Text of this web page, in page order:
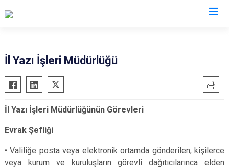
İl Yazı İşleri Müdürlüğü
İl Yazı İşleri Müdürlüğünün Görevleri
Evrak Şefliği
• Valiliğe posta veya elektronik ortamda gönderilen; kişilerce
veya kurum ve kuruluşların görevli dağıtıcılarınca elden